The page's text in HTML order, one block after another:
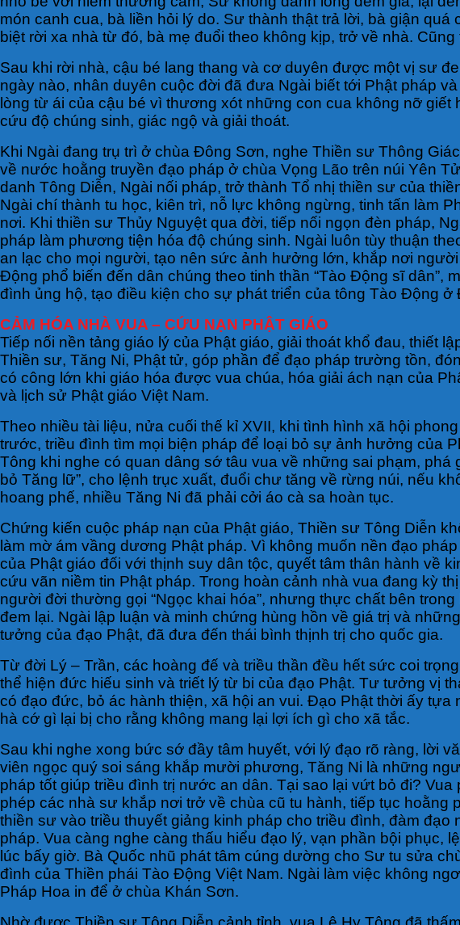
món canh cua, bà liền hỏi lý do. Sư thành thật trả lời, bà giận
biệt rời xa nhà từ đó, bà mẹ đuổi theo không kịp, trở về nhà.
Sau khi rời nhà, cậu bé lang thang và cơ duyên được một vị sư
ngày nào, nhân duyên cuộc đời đã đưa Ngài biết tới Phật pháp
lòng từ ái của cậu bé vì thương xót những con cua không nỡ
cứu độ chúng sinh, giác ngộ và giải thoát.
Khi Ngài đang trụ trì ở chùa Đông Sơn, nghe Thiền sư Thông
về nước hoằng truyền đạo pháp ở chùa Vọng Lão trên núi Yên
danh Tông Diễn, Ngài nối pháp, trở thành Tổ nhị thiền sư của
Ngài chí thành tu học, kiên trì, nỗ lực không ngừng, tinh tấn làm
nơi. Khi thiền sư Thủy Nguyệt qua đời, tiếp nối ngọn đèn pháp,
pháp làm phương tiện hóa độ chúng sinh. Ngài luôn tùy thuận
an lạc cho mọi người, tạo nên sức ảnh hưởng lớn, khắp nơi
Động phổ biến đến dân chúng theo tinh thần “Tào Động sĩ dân”,
đình ủng hộ, tạo điều kiện cho sự phát triển của tông Tào Động
CẢM HÓA NHÀ VUA – CỨU NẠN PHẬT GIÁO
Tiếp nối nền tảng giáo lý của Phật giáo, giải thoát khổ đau, thiết
Thiền sư, Tăng Ni, Phật tử, góp phần để đạo pháp trường tồn,
có công lớn khi giáo hóa được vua chúa, hóa giải ách nạn của
và lịch sử Phật giáo Việt Nam.
Theo nhiều tài liệu, nửa cuối thế kỉ XVII, khi tình hình xã hội
trước, triều đình tìm mọi biện pháp để loại bỏ sự ảnh hưởng của
Tông khi nghe có quan dâng sớ tâu vua về những sai phạm,
bỏ Tăng lữ”, cho lệnh trục xuất, đuổi chư tăng về rừng núi, nếu
hoang phế, nhiều Tăng Ni đã phải cởi áo cà sa hoàn tục.
Chứng kiến cuộc pháp nạn của Phật giáo, Thiền sư Tông Diễn
làm mờ ám vầng dương Phật pháp. Vì không muốn nền đạo
của Phật giáo đối với thịnh suy dân tộc, quyết tâm thân hành về
cứu vãn niềm tin Phật pháp. Trong hoàn cảnh nhà vua đang kỳ
người đời thường gọi “Ngọc khai hóa”, nhưng thực chất bên
đem lại. Ngài lập luận và minh chứng hùng hồn về giá trị và
tưởng của đạo Phật, đã đưa đến thái bình thịnh trị cho quốc gia.
Từ đời Lý – Trần, các hoàng đế và triều thần đều hết sức coi
thể hiện đức hiếu sinh và triết lý từ bi của đạo Phật. Tư tưởng vị
có đạo đức, bỏ ác hành thiện, xã hội an vui. Đạo Phật thời ấy
hà cớ gì lại bị cho rằng không mang lại lợi ích gì cho xã tắc.
Sau khi nghe xong bức sớ đầy tâm huyết, với lý đạo rõ ràng, lời
viên ngọc quý soi sáng khắp mười phương, Tăng Ni là những
pháp tốt giúp triều đình trị nước an dân. Tại sao lại vứt bỏ đi?
phép các nhà sư khắp nơi trở về chùa cũ tu hành, tiếp tục
thiền sư vào triều thuyết giảng kinh pháp cho triều đình, đàm
pháp. Vua càng nghe càng thấu hiểu đạo lý, vạn phần bội
lúc bấy giờ. Bà Quốc nhũ phát tâm cúng dường cho Sư tu sửa
đình của Thiền phái Tào Động Việt Nam. Ngài làm việc không
Pháp Hoa in để ở chùa Khán Sơn.